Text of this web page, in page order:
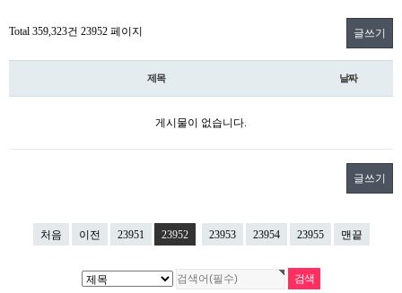
Total 359,323건 23952 페이지 글쓰기
제목 날짜
게시물이 없습니다.
글쓰기
처음 이전 23951 23952 23953 23954 23955 맨끝